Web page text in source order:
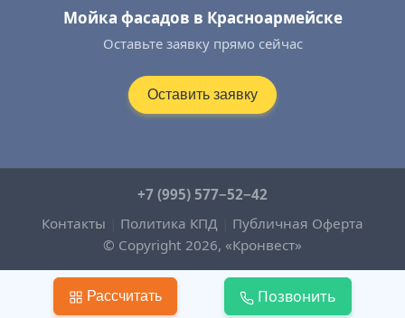
Мойка фасадов в Красноармейске
Оставьте заявку прямо сейчас
Оставить заявку
© Copyright 2026, «Кронвест»
+7 (995) 577−52−42
Контакты
Политика КПД Публичная Оферта
Рассчитать Позвонить